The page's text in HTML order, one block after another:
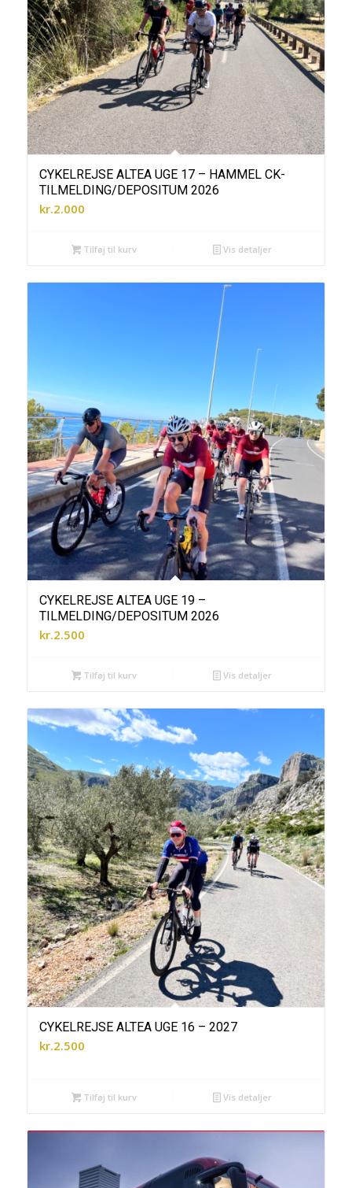
CYKELREJSE ALTEA UGE 17 – HAMMEL CK-
TILMELDING/DEPOSITUM 2026
kr.2.000
Tilføj til kurv Vis detaljer
CYKELREJSE ALTEA UGE 19 –
TILMELDING/DEPOSITUM 2026
kr.2.500
Tilføj til kurv Vis detaljer
CYKELREJSE ALTEA UGE 16 – 2027
kr.2.500
Tilføj til kurv Vis detaljer